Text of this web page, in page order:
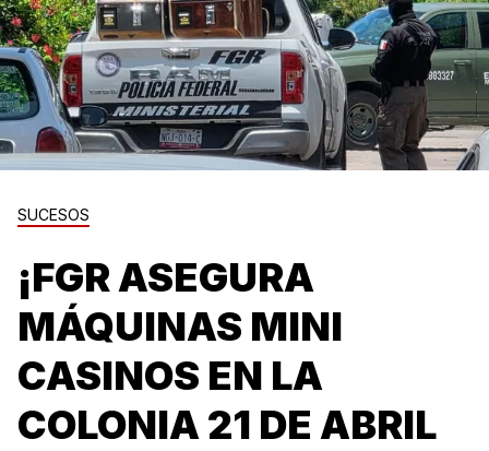
SUCESOS
¡FGR ASEGURA
MÁQUINAS MINI
CASINOS EN LA
COLONIA 21 DE ABRIL